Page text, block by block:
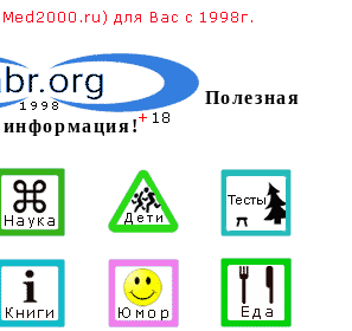
Полезная
информация!